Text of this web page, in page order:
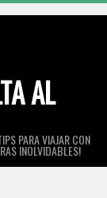
AL
PARA VIAJAR CON
INOLVIDABLES!